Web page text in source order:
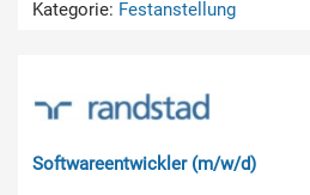
Kategorie: Festanstellung
Softwareentwickler (m/w/d)